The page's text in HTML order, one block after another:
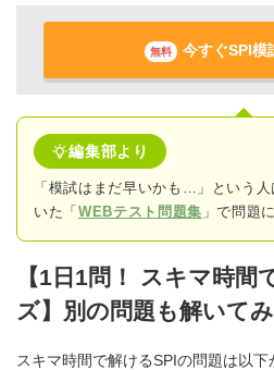
無料 今すぐSPI模
編集部より
「模試はまだ早いかも…」という人
いた「 WEBテスト問題集 」で問題
【1日1問！ スキマ時間
ズ】別の問題も解いてみ
スキマ時間で解けるSPIの問題は以